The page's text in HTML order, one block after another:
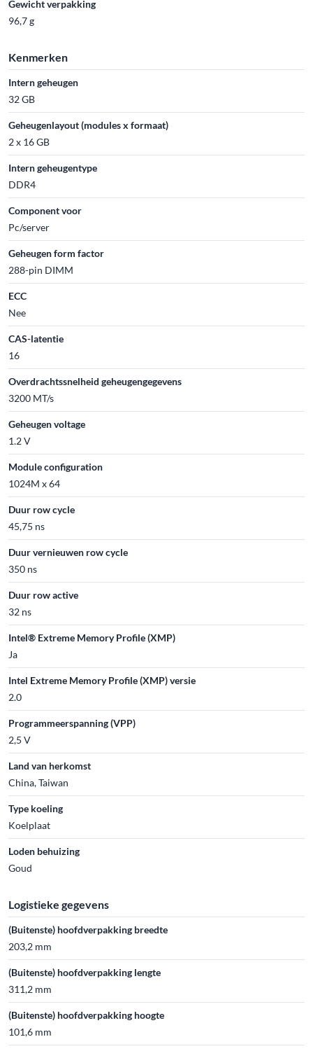
Gewicht verpakking
96,7 g
Kenmerken
Intern geheugen
32 GB
Geheugenlayout (modules x formaat)
2 x 16 GB
Intern geheugentype
DDR4
Component voor
Pc/server
Geheugen form factor
288-pin DIMM
ECC
Nee
CAS-latentie
16
Overdrachtssnelheid geheugengegevens
3200 MT/s
Geheugen voltage
1.2 V
Module configuration
1024M x 64
Duur row cycle
45,75 ns
Duur vernieuwen row cycle
350 ns
Duur row active
32 ns
Intel® Extreme Memory Profile (XMP)
Ja
Intel Extreme Memory Profile (XMP) versie
2.0
Programmeerspanning (VPP)
2,5 V
Land van herkomst
China, Taiwan
Type koeling
Koelplaat
Loden behuizing
Goud
Logistieke gegevens
(Buitenste) hoofdverpakking breedte
203,2 mm
(Buitenste) hoofdverpakking lengte
311,2 mm
(Buitenste) hoofdverpakking hoogte
101,6 mm